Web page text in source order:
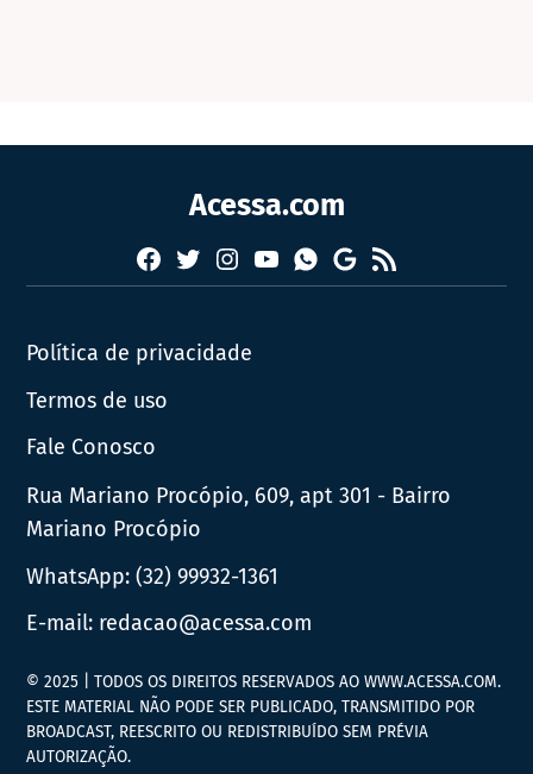
Acessa.com
Facebook
TwitterInstagram
YouTubeWhatsapp
Google
News
RSS
Política de privacidade
Termos de uso
Fale Conosco
Rua Mariano Procópio, 609, apt 301 - Bairro
Mariano Procópio
WhatsApp:(32) 99932-1361
E-mail: redacao@acessa.com
© 2025 | TODOS OS DIREITOS RESERVADOS AO WWW.ACESSA.COM.
ESTE MATERIAL NÃO PODE SER PUBLICADO, TRANSMITIDO POR
BROADCAST, REESCRITO OU REDISTRIBUÍDO SEM PRÉVIA
AUTORIZAÇÃO.